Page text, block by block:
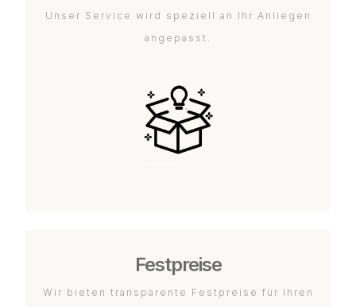
Unser Service wird speziell an Ihr Anliegen
angepasst.
Festpreise
Wir bieten transparente Festpreise für Ihren